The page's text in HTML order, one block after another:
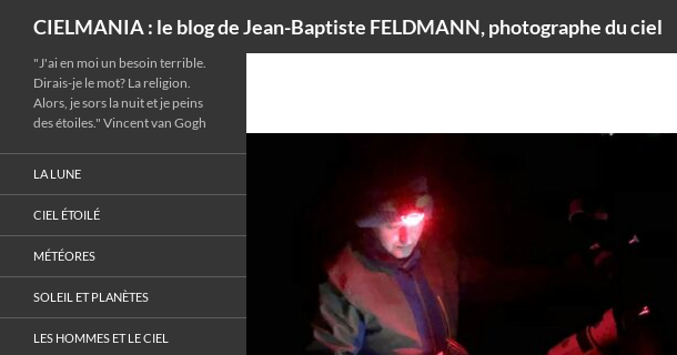
CIELMANIA : le blog de Jean-Baptiste FELDMANN, photographe du ciel
"J'ai en moi un besoin terrible.
Dirais-je le mot? La religion.
Alors, je sors la nuit et je peins
des étoiles." Vincent van Gogh
LA LUNE
CIEL ÉTOILÉ
MÉTÉORES
SOLEIL ET PLANÈTES
LES HOMMES ET LE CIEL